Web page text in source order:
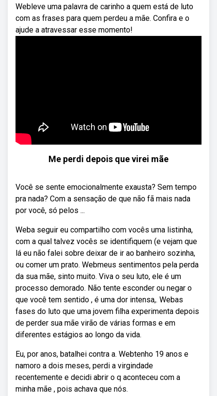
Webleve uma palavra de carinho a quem está de luto
com as frases para quem perdeu a mãe. Confira e o
ajude a atravessar esse momento!
Me perdi depois que virei mãe
Você se sente emocionalmente exausta? Sem tempo
pra nada? Com a sensação de que não fã mais nada
por você, só pelos ...
Weba seguir eu compartilho com vocês uma listinha,
com a qual talvez vocês se identifiquem (e vejam que
lá eu não falei sobre deixar de ir ao banheiro sozinha,
ou comer um prato. Webmeus sentimentos pela perda
da sua mãe, sinto muito. Viva o seu luto, ele é um
processo demorado. Não tente esconder ou negar o
que você tem sentido , é uma dor intensa,. Webas
fases do luto que uma jovem filha experimenta depois
de perder sua mãe virão de várias formas e em
diferentes estágios ao longo da vida.
Eu, por anos, batalhei contra a. Webtenho 19 anos e
namoro a dois meses, perdi a virgindade
recentemente e decidi abrir o q aconteceu com a
minha mãe , pois achava que nós.